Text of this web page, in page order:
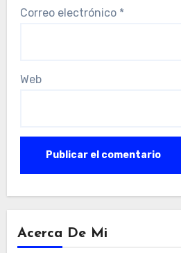
Correo electrónico *
Web
Acerca De Mi